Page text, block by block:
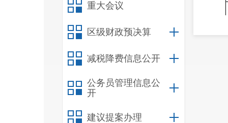
重大会议
区级财政预决算
减税降费信息公开
公务员管理信息公
开
建议提案办理